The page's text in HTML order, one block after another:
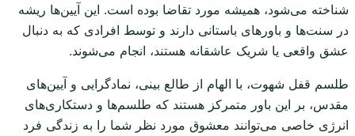
شناخته می‌شود، همیشه مورد تقاضا بوده است. این آیین‌ها ریشه
در سنت‌ها و باورهای باستانی دارند و توسط افرادی که به دنبال
عشق واقعی یا شریک عاشقانه هستند، انجام می‌شوند.
طلسم قفل شهوت، با الهام از طالع بینی، نمادگرایی و آیین‌های
مقدس، بر این باور متمرکز هستند که طلسم‌ها و دستکاری‌های
انرژی خاصی می‌توانند معشوق مورد نظر شما را به زندگی فرد